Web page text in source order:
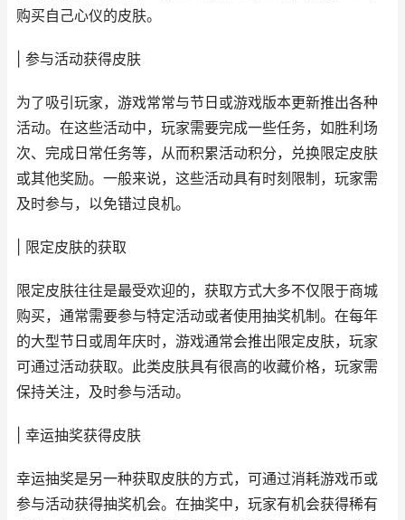
购买自己心仪的皮肤。
| 参与活动获得皮肤
为了吸引玩家，游戏常常与节日或游戏版本更新推出各种
活动。在这些活动中，玩家需要完成一些任务，如胜利场
次、完成日常任务等，从而积累活动积分，兑换限定皮肤
或其他奖励。一般来说，这些活动具有时刻限制，玩家需
及时参与，以免错过良机。
| 限定皮肤的获取
限定皮肤往往是最受欢迎的，获取方式大多不仅限于商城
购买，通常需要参与特定活动或者使用抽奖机制。在每年
的大型节日或周年庆时，游戏通常会推出限定皮肤，玩家
可通过活动获取。此类皮肤具有很高的收藏价格，玩家需
保持关注，及时参与活动。
| 幸运抽奖获得皮肤
幸运抽奖是另一种获取皮肤的方式，可通过消耗游戏币或
参与活动获得抽奖机会。在抽奖中，玩家有机会获得稀有